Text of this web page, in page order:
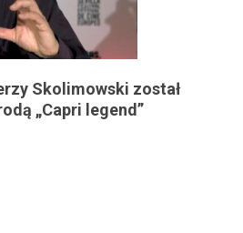
Skolimowski został
„Capri legend”